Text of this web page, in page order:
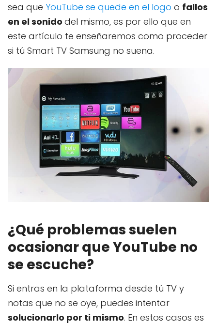
sea que YouTube se quede en el logo o fallos
en el sonido del mismo, es por ello que en
este artículo te enseñaremos como proceder
si tú Smart TV Samsung no suena.
¿Qué problemas suelen
ocasionar que YouTube no
se escuche?
Si entras en la plataforma desde tú TV y
notas que no se oye, puedes intentar
solucionarlo por ti mismo. En estos casos es